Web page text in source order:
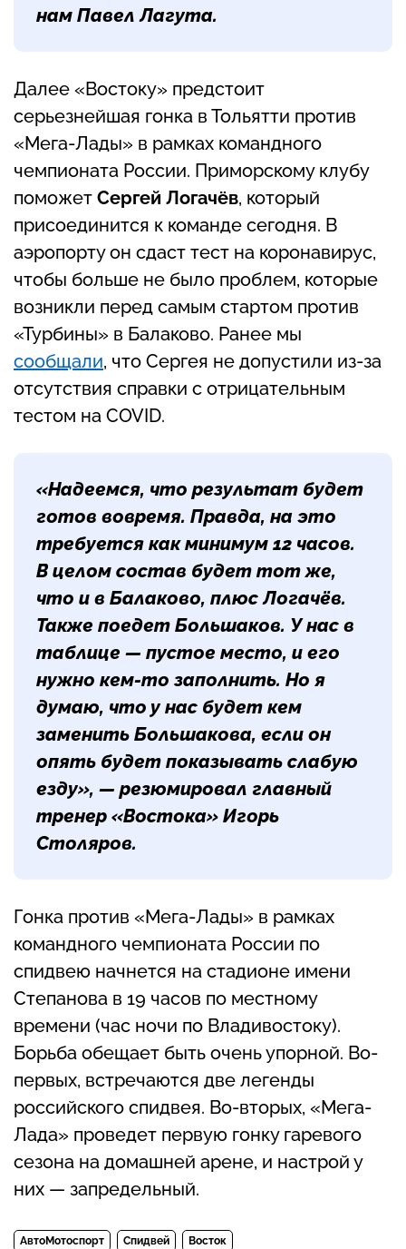
нам Павел Лагута.
Далее «Востоку» предстоит
серьезнейшая гонка в Тольятти против
«Мега-Лады» в рамках командного
чемпионата России. Приморскому клубу
поможет Сергей Логачёв, который
присоединится к команде сегодня. В
аэропорту он сдаст тест на коронавирус,
чтобы больше не было проблем, которые
возникли перед самым стартом против
«Турбины» в Балаково. Ранее мы
сообщали, что Сергея не допустили из-за
отсутствия справки с отрицательным
тестом на COVID.
«Надеемся, что результат будет
готов вовремя. Правда, на это
требуется как минимум 12 часов.
В целом состав будет тот же,
что и в Балаково, плюс Логачёв.
Также поедет Большаков. У нас в
таблице — пустое место, и его
нужно кем-то заполнить. Но я
думаю, что у нас будет кем
заменить Большакова, если он
опять будет показывать слабую
езду», — резюмировал главный
тренер «Востока» Игорь
Столяров.
Гонка против «Мега-Лады» в рамках
командного чемпионата России по
спидвею начнется на стадионе имени
Степанова в 19 часов по местному
времени (час ночи по Владивостоку).
Борьба обещает быть очень упорной. Во-
первых, встречаются две легенды
российского спидвея. Во-вторых, «Мега-
Лада» проведет первую гонку гаревого
сезона на домашней арене, и настрой у
них — запредельный.
АвтоМотоспорт Спидвей Восток